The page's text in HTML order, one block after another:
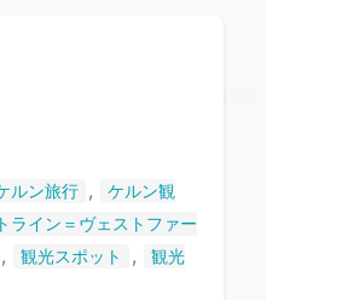
ルン旅行 ,
ケルン観
ライン＝ヴェストファー
, 観光スポット ,
観光